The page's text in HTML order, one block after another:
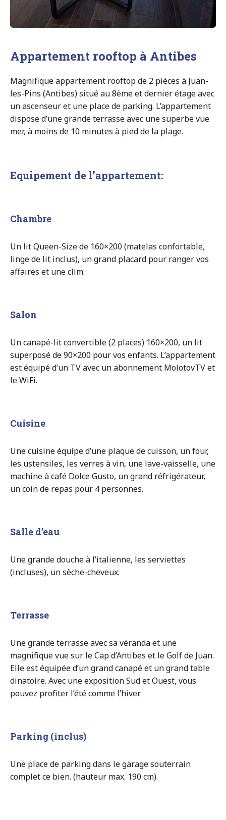
Appartement rooftop à Antibes
Magnifique appartement rooftop de 2 pièces à Juan-
les-Pins (Antibes) situé au 8ème et dernier étage avec
un ascenseur et une place de parking. L’appartement
dispose d’une grande terrasse avec une superbe vue
mer, à moins de 10 minutes à pied de la plage.
Equipement de l’appartement:
Chambre
Un lit Queen-Size de 160×200 (matelas confortable,
linge de lit inclus), un grand placard pour ranger vos
affaires et une clim.
Salon
Un canapé-lit convertible (2 places) 160×200, un lit
superposé de 90×200 pour vos enfants. L’appartement
est équipé d’un TV avec un abonnement MolotovTV et
le WiFi.
Cuisine
Une cuisine équipe d’une plaque de cuisson, un four,
les ustensiles, les verres à vin, une lave-vaisselle, une
machine à café Dolce Gusto, un grand réfrigérateur,
un coin de repas pour 4 personnes.
Salle d’eau
Une grande douche à l’italienne, les serviettes
(incluses), un sèche-cheveux.
Terrasse
Une grande terrasse avec sa véranda et une
magnifique vue sur le Cap d’Antibes et le Golf de Juan.
Elle est équipée d’un grand canapé et un grand table
dinatoire. Avec une exposition Sud et Ouest, vous
pouvez profiter l’été comme l’hiver.
Parking (inclus)
Une place de parking dans le garage souterrain
complet ce bien. (hauteur max. 190 cm).